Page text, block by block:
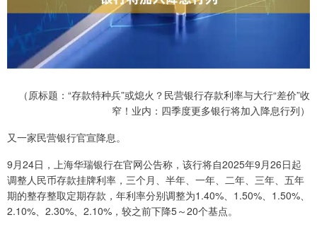
（原标题：“存款特种兵”或熄火？民营银行存款利率与大行“差价”收
窄！业内：四季度更多银行将加入降息行列）
又一家民营银行官宣降息。
9月24日，上海华瑞银行在官网公告称，该行将自2025年9月26日起
调整人民币存款挂牌利率，三个月、半年、一年、二年、三年、五年
期的整存整取定期存款，年利率分别调整为1.40%、1.50%、1.50%、
2.10%、2.30%、2.10%，较之前下降5～20个基点。